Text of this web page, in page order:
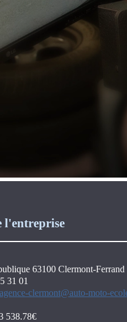
l'entreprise
63100 Clermont-Ferrand
31 01
agence-clermont@auto-moto-
538.78€